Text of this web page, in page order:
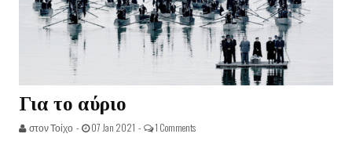
Για το αύριο
στον Τοίχο - 07 Jan 2021 - 1 Comments